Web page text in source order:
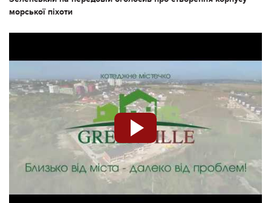
морської піхоти